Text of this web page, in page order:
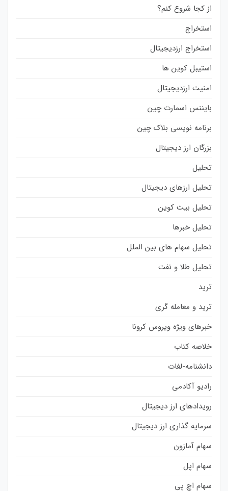
از کجا شروع کنم؟
استخراج
استخراج ارزدیجیتال
استیبل کوین ها
امنیت ارزدیجیتال
بایننس اسمارت چین
برنامه نویسی بلاک چین
بزرگان ارز دیجیتال
تحلیل
تحلیل ارزهای دیجیتال
تحلیل بیت کوین
تحلیل خبرها
تحلیل سهام های بین الملل
تحلیل طلا و نفت
ترید
ترید و معامله گری
خبرهای ویژه ویروس کرونا
خلاصه کتاب
دانشنامه-لغات
رادیو آکادمی
رویدادهای ارز دیجیتال
سرمایه گذاری ارز دیجیتال
سهام آمازون
سهام اپل
سهام اچ پی